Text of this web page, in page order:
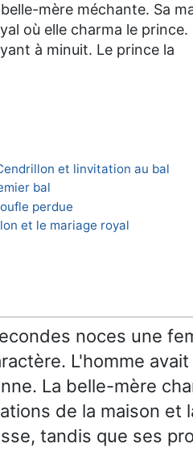
mère méchante. Sa
où elle charma le prince.
à minuit. Le prince la
et linvitation au bal
bal
perdue
et le mariage royal
noces une
L'homme
La belle-mère
de la maison et
tandis que ses